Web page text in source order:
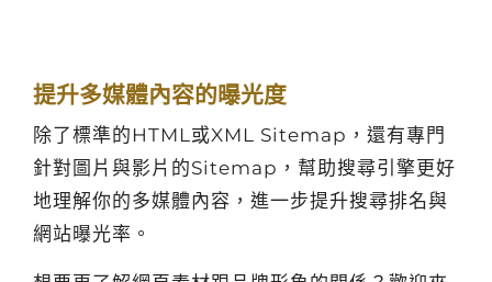
提升多媒體內容的曝光度
除了標準的HTML或XML Sitemap，還有專門
針對圖片與影片的Sitemap，幫助搜尋引擎更好
地理解你的多媒體內容，進一步提升搜尋排名與
網站曝光率。